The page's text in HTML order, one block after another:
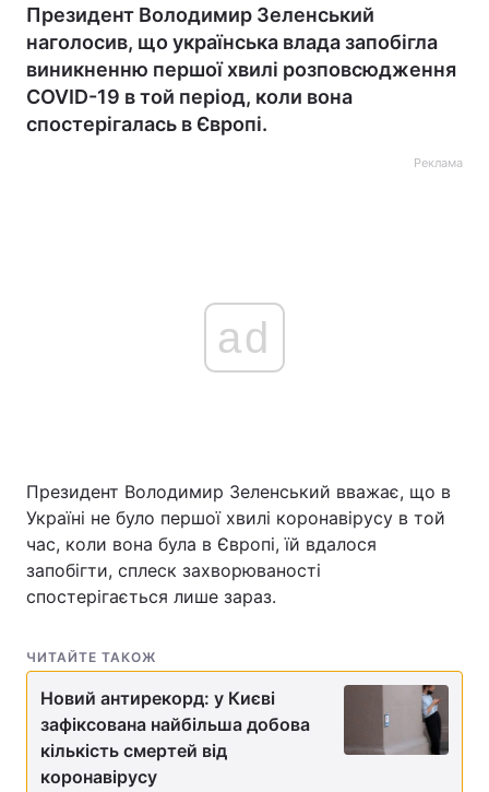
Президент Володимир Зеленський
наголосив, що українська влада запобігла
виникненню першої хвилі розповсюдження
COVID-19 в той період, коли вона
спостерігалась в Європі.
Реклама
ad
Президент Володимир Зеленський вважає, що в
Україні не було першої хвилі коронавірусу в той
час, коли вона була в Європі, їй вдалося
запобігти, сплеск захворюваності
спостерігається лише зараз.
ЧИТАЙТЕ ТАКОЖ
Новий антирекорд: у Києві
зафіксована найбільша добова
кількість смертей від
коронавірусу